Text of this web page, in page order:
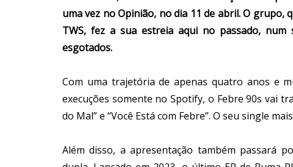
uma vez no Opinião, no dia 11 de abril. O grupo,
TWS, fez a sua estreia aqui no passado,
esgotados.
Com uma trajetória de apenas quatro anos e
execuções somente no Spotify, o Febre 90s vai
do Mal” e “Você Está com Febre”. O seu single
Além disso, a apresentação também passará